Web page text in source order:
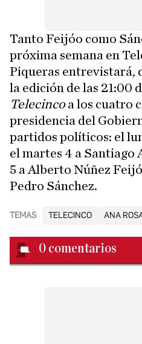
Tanto Feijóo como
próxima semana en
Piqueras entrevistará,
la edición de las 21:00
Telecincoa los cuatro
presidencia del
partidos políticos: el
el martes 4 a Santiago
5 a Alberto Núñez
Pedro Sánchez.
TEMAS TELECINCO ANA
0 comentarios